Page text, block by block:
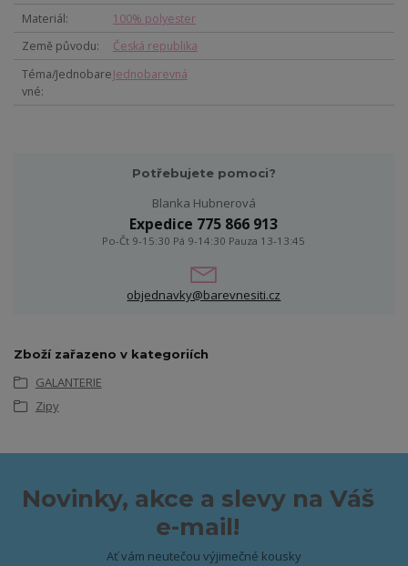
Materiál
100% polyester
Země původu
Česká republika
Téma/Jednobare
vné
Jednobarevná
Potřebujete pomoci?
Blanka Hubnerová
Expedice 775 866 913
Po-Čt 9-15:30 Pá 9-14:30 Pauza 13-13:45
objednavky@barevnesiti.cz
Zboží zařazeno v kategoriích
GALANTERIE
Zipy
Novinky, akce a slevy na Váš
e-mail!
Ať vám neutečou výjimečné kousky